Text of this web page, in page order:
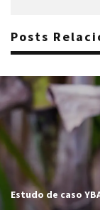
Posts
Estudo de caso